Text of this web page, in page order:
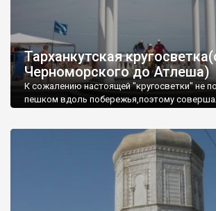
Тарханкутская
Черноморского до Атлеша)
К сожалению настоящей "кругосветки" не
пешком вдоль побережья,поэтому